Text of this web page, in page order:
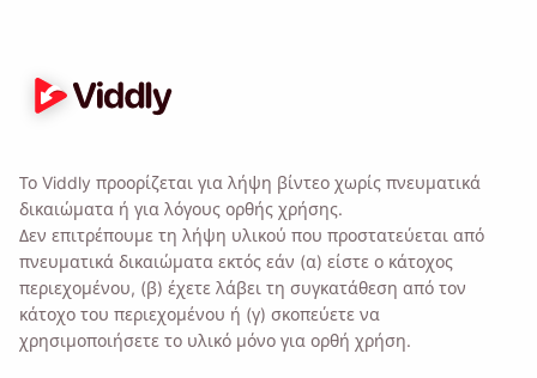
Το Viddly προορίζεται για λήψη βίντεο χωρίς πνευματικά
δικαιώματα ή για λόγους ορθής χρήσης.
Δεν επιτρέπουμε τη λήψη υλικού που προστατεύεται από
πνευματικά δικαιώματα εκτός εάν (α) είστε ο κάτοχος
περιεχομένου, (β) έχετε λάβει τη συγκατάθεση από τον
κάτοχο του περιεχομένου ή (γ) σκοπεύετε να
χρησιμοποιήσετε το υλικό μόνο για ορθή χρήση.